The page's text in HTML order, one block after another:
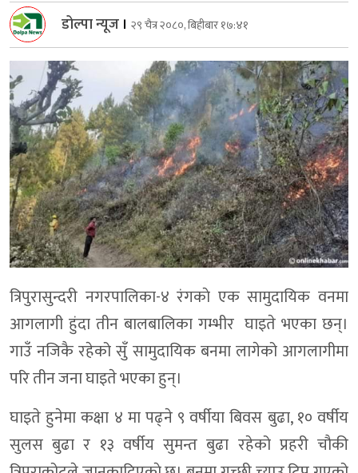
डोल्पा न्यूज । २९ चैत्र २०८०, बिहीबार १७:४१
त्रिपुरासुन्दरी नगरपालिका-४ रंगकाे एक सामुदायिक वनमा
आगलागी हुंदा तीन बालबालिका गम्भीर घाइते भएका छन्।
गाउँ नजिकै रहेको सुँ सामुदायिक बनमा लागेको आगलागीमा
परि तीन जना घाइते भएका हुन्।
घाइते हुनेमा कक्षा ४ मा पढ्ने ९ वर्षीया बिवस बुढा, १० वर्षीय
सुलस बुढा र १३ वर्षीय सुमन्त बुढा रहेको प्रहरी चौकी